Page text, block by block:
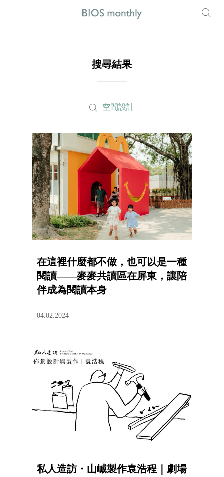
搜尋結果
空間設計
在這裡什麼都不做，也可以是一種
閱讀——麥麥共讀區在屏東，讓陪
伴成為閱讀本身
04.02.2024
私人造訪・山峸製作袁浩程｜劇場